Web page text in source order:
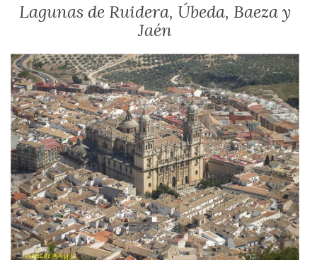
Lagunas de Ruidera, Úbeda, Baeza y
Jaén